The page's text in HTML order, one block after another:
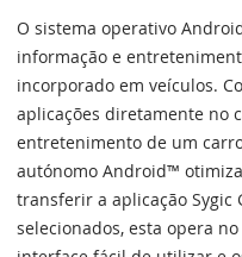
O sistema operativo
informação e
incorporado em veículos.
aplicações diretamente no
entretenimento de um
autónomo Android™
transferir a aplicação Sygic
selecionados, esta opera